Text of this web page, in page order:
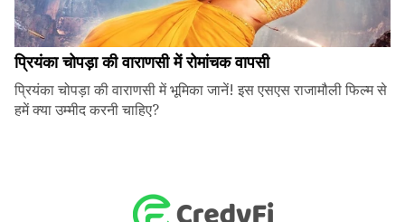
प्रियंका चोपड़ा की वाराणसी में रोमांचक वापसी
प्रियंका चोपड़ा की वाराणसी में भूमिका जानें! इस एसएस राजामौली फिल्म से
हमें क्या उम्मीद करनी चाहिए?